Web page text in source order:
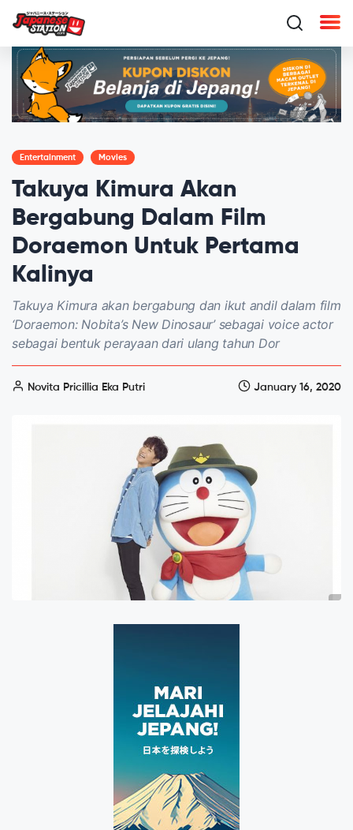
Entertainment Movies
Takuya Kimura Akan
Bergabung Dalam Film
Doraemon Untuk Pertama
Kalinya
Takuya Kimura akan bergabung dan ikut andil dalam film
‘Doraemon: Nobita’s New Dinosaur’ sebagai voice actor
sebagai bentuk perayaan dari ulang tahun Dor
Novita Pricillia Eka Putri January 16, 2020